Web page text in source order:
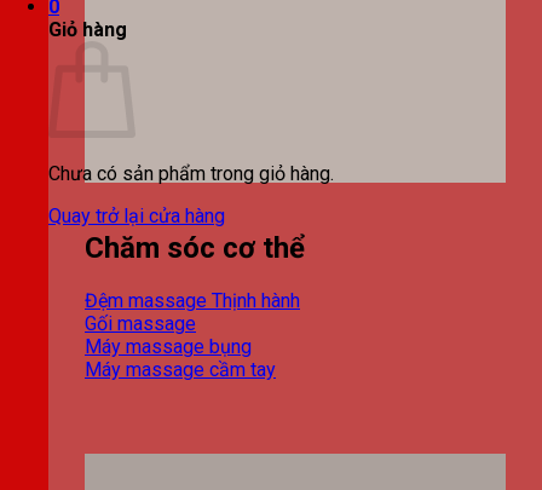
0
Giỏ hàng
Chưa có sản phẩm trong giỏ hàng.
Quay trở lại cửa hàng
Chăm sóc cơ thể
Đệm massage
Gối massage
Máy massage bụng
Máy massage cầm tay